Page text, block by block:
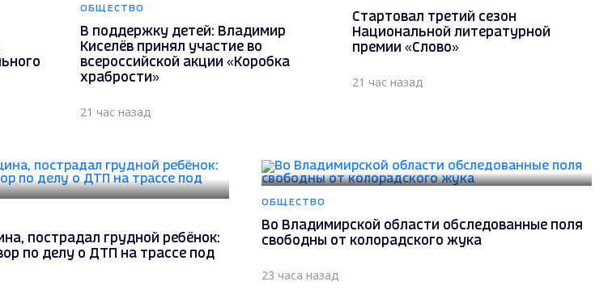
ОБЩЕСТВО
В поддержку детей: Владимир
Киселёв принял участие во
всероссийской акции «Коробка
храбрости»
21 час назад
Стартовал третий сезон
Национальной литературной
премии «Слово»
21 час назад
пострадал грудной ребёнок:
по делу о ДТП на трассе под
ОБЩЕСТВО
Во Владимирской области обследованные поля
свободны от колорадского жука
23 часа назад